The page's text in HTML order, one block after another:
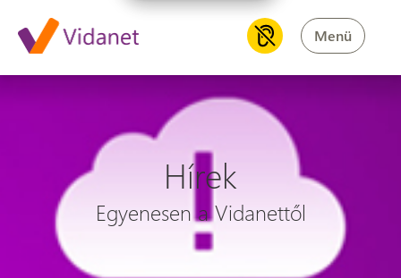
Menü
Hírek
Egyenesen a Vidanettől